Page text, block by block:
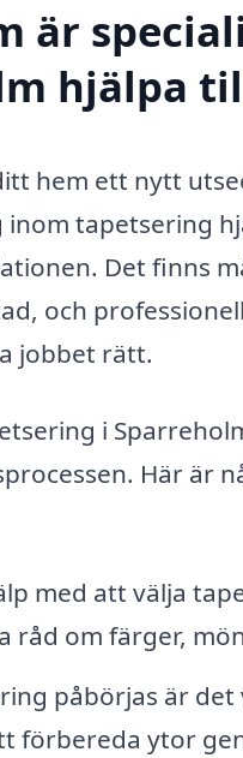
är
hjälpa
hem ett nytt
tapetsering
Det finns
och
jobbet rätt.
i
Här är
med att välja
råd om färger,
påbörjas är
förbereda ytor